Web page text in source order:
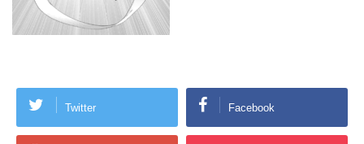
Twitter Facebook